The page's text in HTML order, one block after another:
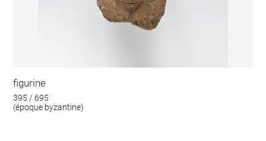
figurine
395 / 695
(époque byzantine)